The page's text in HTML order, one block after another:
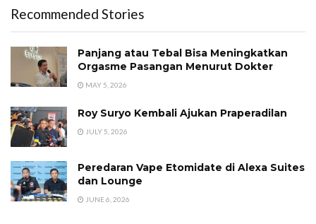
Recommended Stories
Panjang atau Tebal Bisa Meningkatkan
Orgasme Pasangan Menurut Dokter
MAY 5, 2026
Roy Suryo Kembali Ajukan Praperadilan
JULY 5, 2026
Peredaran Vape Etomidate di Alexa Suites
dan Lounge
JUNE 6, 2026